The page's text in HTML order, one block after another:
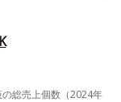
総売上個数（2024年